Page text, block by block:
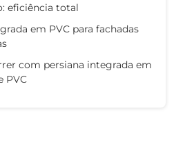
eficiência total
em PVC para fachadas
com persiana integrada em
PVC